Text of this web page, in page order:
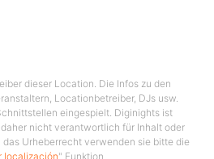
dieser Location. Die Infos zu den
Locationbetreiber, DJs usw.
eingespielt. Diginights ist
nicht verantwortlich für Inhalt oder
das Urheberrecht verwenden sie bitte die
localización" Funktion.